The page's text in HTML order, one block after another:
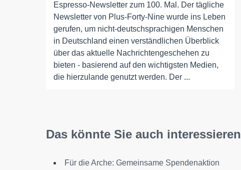
Espresso-Newsletter zum 100. Mal. Der tägliche
Newsletter von Plus-Forty-Nine wurde ins Leben
gerufen, um nicht-deutschsprachigen Menschen
in Deutschland einen verständlichen Überblick
über das aktuelle Nachrichtengeschehen zu
bieten - basierend auf den wichtigsten Medien,
die hierzulande genutzt werden. Der ...
Das könnte Sie auch interessieren
Für die Arche: Gemeinsame Spendenaktion